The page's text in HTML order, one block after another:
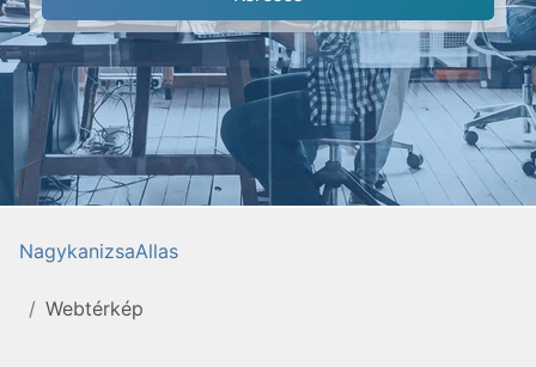
NagykanizsaAllas
Webtérkép